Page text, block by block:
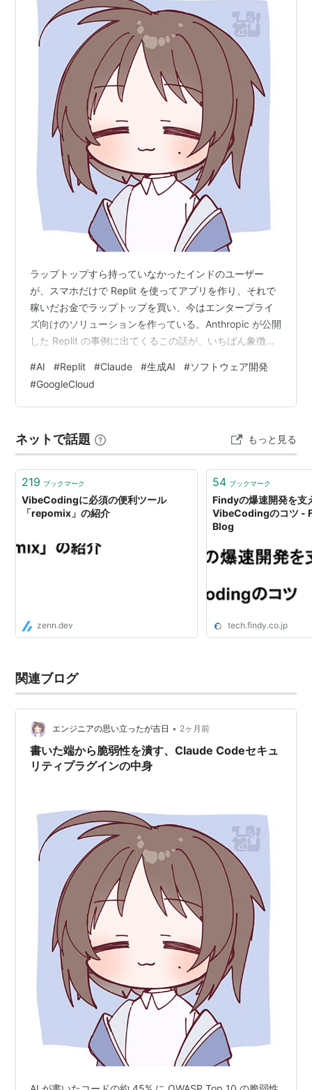
ラップトップすら持っていなかったインドのユーザー
が、スマホだけで Replit を使ってアプリを作り、それで
稼いだお金でラップトップを買い、今はエンタープライ
ズ向けのソリューションを作っている。Anthropic が公開
した Replit の事例に出てくるこの話が、いちばん象徴的
は手垢がついて空虚に響きがちだけど、この一人の歩み
は、その言葉に久しぶりに実体を感じさせる。 Replit が
Google Cloud 上の Claude を使ってこれを実現してい
ない。事例の中身と、その裏で見えてくる…
#AI #Replit #Claude #生成AI #ソフトウェア開発
#GoogleCloud
ネットで話題 もっと見る
219 ブックマーク
VibeCodingに必須の便利ツール
「repomix」の紹介
zenn.dev
54 ブックマーク
Findyの爆速開発を支
VibeCodingのコツ -
Blog
tech.findy.co.jp
関連ブログ
エンジニアの思い立ったが吉日 • 2ヶ月前
書いた端から脆弱性を潰す、Claude Codeセキュ
リティプラグインの中身